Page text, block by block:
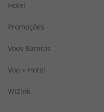
Hotel
Promoções
Voos Baratos
Voo + Hotel
WiZink